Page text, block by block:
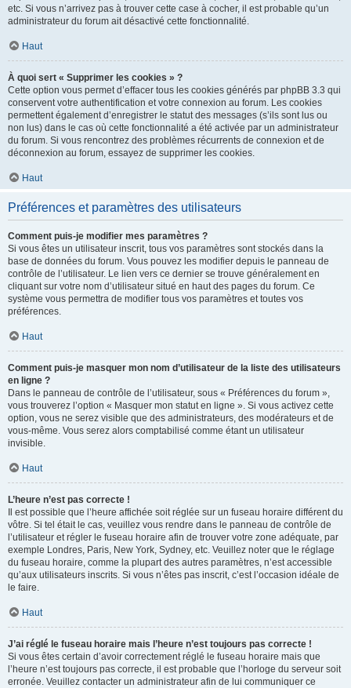
etc. Si vous n’arrivez pas à trouver cette case à cocher, il est probable qu’un
administrateur du forum ait désactivé cette fonctionnalité.
Haut
À quoi sert « Supprimer les cookies » ?
Cette option vous permet d’effacer tous les cookies générés par phpBB 3.3 qui
conservent votre authentification et votre connexion au forum. Les cookies
permettent également d’enregistrer le statut des messages (s’ils sont lus ou
non lus) dans le cas où cette fonctionnalité a été activée par un administrateur
du forum. Si vous rencontrez des problèmes récurrents de connexion et de
déconnexion au forum, essayez de supprimer les cookies.
Haut
Préférences et paramètres des utilisateurs
Comment puis-je modifier mes paramètres ?
Si vous êtes un utilisateur inscrit, tous vos paramètres sont stockés dans la
base de données du forum. Vous pouvez les modifier depuis le panneau de
contrôle de l’utilisateur. Le lien vers ce dernier se trouve généralement en
cliquant sur votre nom d’utilisateur situé en haut des pages du forum. Ce
système vous permettra de modifier tous vos paramètres et toutes vos
préférences.
Haut
Comment puis-je masquer mon nom d’utilisateur de la liste des utilisateurs
en ligne ?
Dans le panneau de contrôle de l’utilisateur, sous « Préférences du forum »,
vous trouverez l’option « Masquer mon statut en ligne ». Si vous activez cette
option, vous ne serez visible que des administrateurs, des modérateurs et de
vous-même. Vous serez alors comptabilisé comme étant un utilisateur
invisible.
Haut
L’heure n’est pas correcte !
Il est possible que l’heure affichée soit réglée sur un fuseau horaire différent du
vôtre. Si tel était le cas, veuillez vous rendre dans le panneau de contrôle de
l’utilisateur et régler le fuseau horaire afin de trouver votre zone adéquate, par
exemple Londres, Paris, New York, Sydney, etc. Veuillez noter que le réglage
du fuseau horaire, comme la plupart des autres paramètres, n’est accessible
qu’aux utilisateurs inscrits. Si vous n’êtes pas inscrit, c’est l’occasion idéale de
le faire.
Haut
J’ai réglé le fuseau horaire mais l’heure n’est toujours pas correcte !
Si vous êtes certain d’avoir correctement réglé le fuseau horaire mais que
l’heure n’est toujours pas correcte, il est probable que l’horloge du serveur soit
erronée. Veuillez contacter un administrateur afin de lui communiquer ce